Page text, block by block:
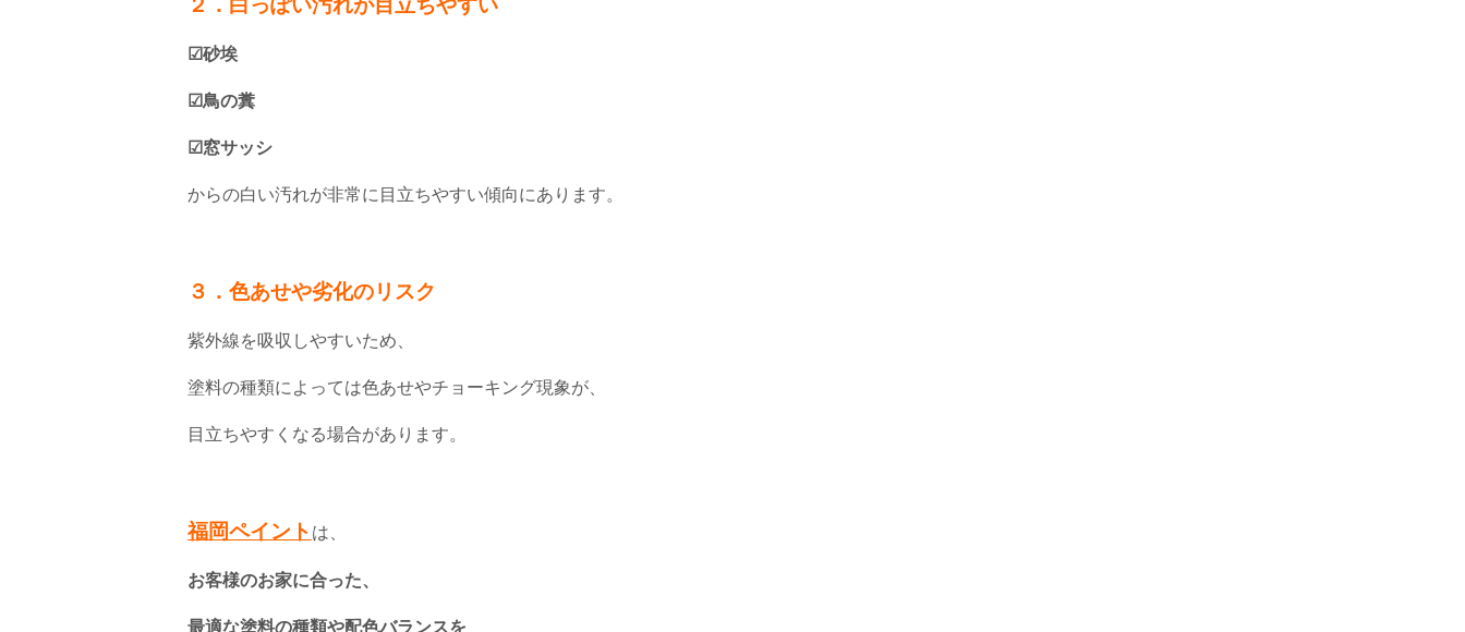
２．白っぽい汚れが目立ちやすい
☑砂埃
☑鳥の糞
☑窓サッシ
からの白い汚れが非常に目立ちやすい傾向にあります。
３．色あせや劣化のリスク
紫外線を吸収しやすいため、
塗料の種類によっては色あせやチョーキング現象が、
目立ちやすくなる場合があります。
福岡ペイント は、
お客様のお家に合った、
最適な塗料の種類や配色バランスを